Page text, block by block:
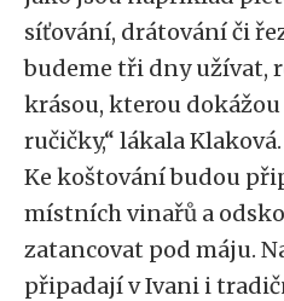
síťování, drátování či
budeme tři dny užívat,
krásou, kterou
ručičky,“ lákala Klaková.
Ke koštování budou
místních vinařů a
zatancovat pod máju.
připadají v Ivani i